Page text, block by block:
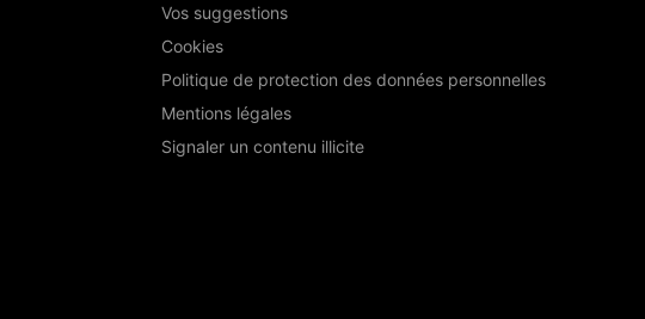
Vos suggestions
Cookies
Politique de protection des données personnelles
Mentions légales
Signaler un contenu illicite